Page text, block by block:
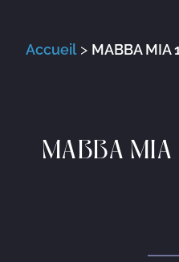
Accueil> MABBA MIA
MABBA